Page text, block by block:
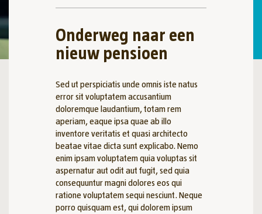
Onderweg naar een
nieuw pensioen
Sed ut perspiciatis unde omnis iste natus
error sit voluptatem accusantium
doloremque laudantium, totam rem
aperiam, eaque ipsa quae ab illo
inventore veritatis et quasi architecto
beatae vitae dicta sunt explicabo. Nemo
enim ipsam voluptatem quia voluptas sit
aspernatur aut odit aut fugit, sed quia
consequuntur magni dolores eos qui
ratione voluptatem sequi nesciunt. Neque
porro quisquam est, qui dolorem ipsum